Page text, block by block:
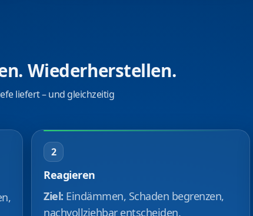
Wiederherstellen.
liefert – und gleichzeitig
2
Reagieren
Ziel: Eindämmen, Schaden begrenzen,
nachvollziehbar entscheiden.